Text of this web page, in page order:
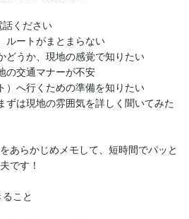
ください
ルートがまとまらない
どうか、現地の感覚で知りたい
の交通マナーが不安
）へ行くための準備を知りたい
ずは現地の雰囲気を詳しく聞いてみた
あらかじめメモして、短時間でパッと
です！
こと